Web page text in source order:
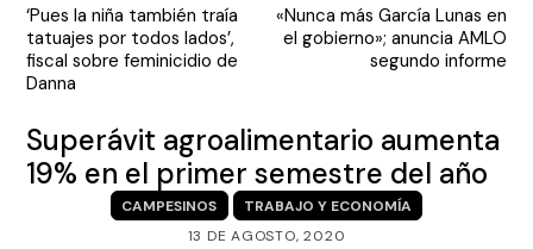
de
entradas
‘Pues la niña también traía
tatuajes por todos lados’,
fiscal sobre feminicidio de
Danna
«Nunca más García Lunas en
el gobierno»; anuncia AMLO
segundo informe
Superávit agroalimentario aumenta
19% en el primer semestre del año
CAMPESINOS
TRABAJO Y ECONOMÍA
13 DE AGOSTO, 2020